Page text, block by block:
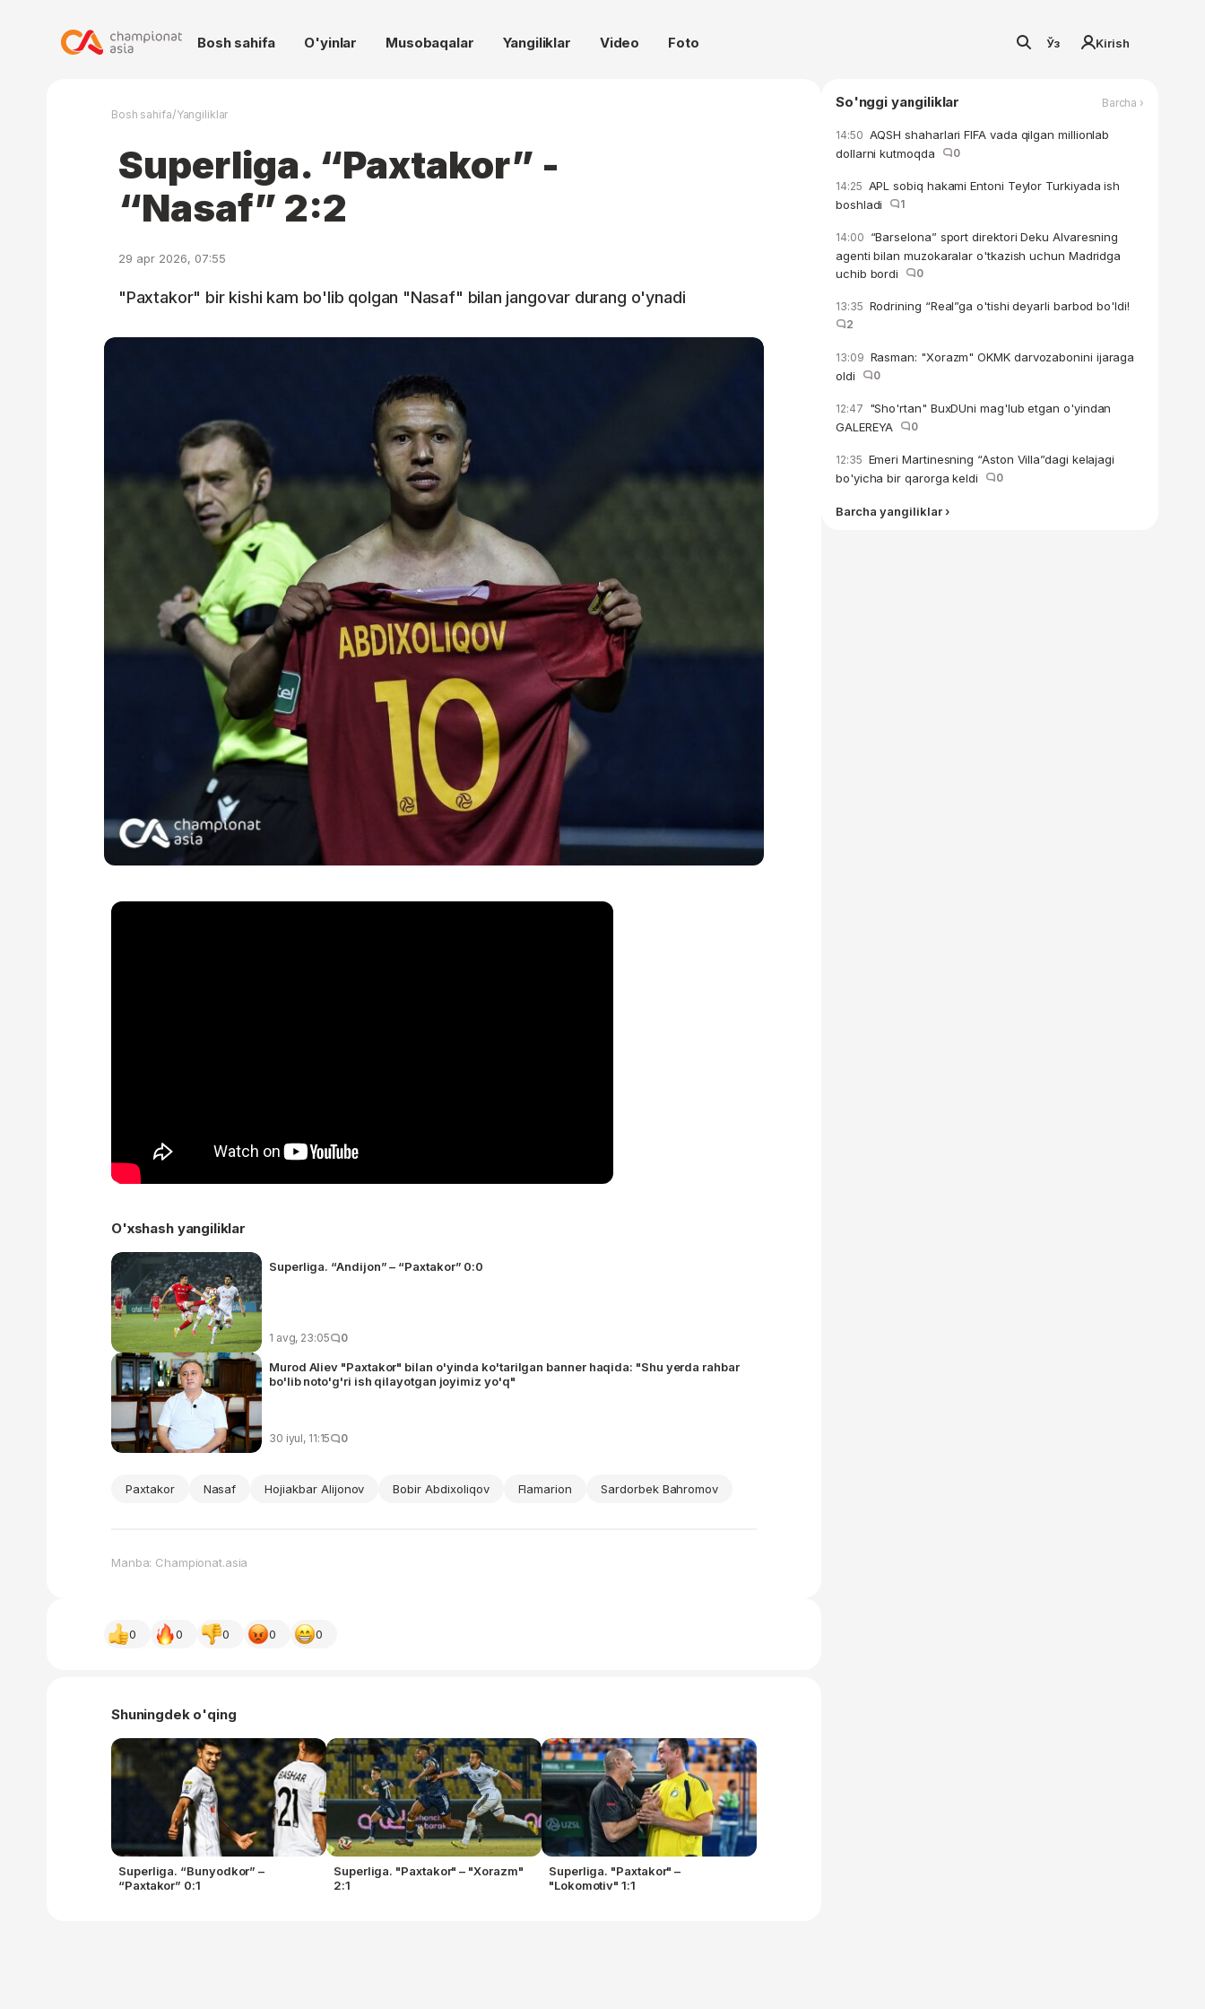
Bosh sahifa O'yinlar Musobaqalar Yangiliklar Video Foto Ўз Kirish
Bosh sahifa/Yangiliklar
Superliga. “Paxtakor” -
“Nasaf” 2:2
29 apr 2026, 07:55
"Paxtakor" bir kishi kam bo'lib qolgan "Nasaf" bilan jangovar durang o'ynadi
O'xshash yangiliklar
Superliga. “Andijon” – “Paxtakor” 0:0
1 avg, 23:05 0
Murod Aliev "Paxtakor" bilan o'yinda ko'tarilgan banner haqida: "Shu yerda rahbar
bo'lib noto'g'ri ish qilayotgan joyimiz yo'q"
30 iyul, 11:15 0
Paxtakor Nasaf Hojiakbar Alijonov Bobir Abdixoliqov Flamarion Sardorbek Bahromov
Manba: Championat.asia
0 0 0 0 0
Shuningdek o'qing
Superliga. “Bunyodkor” –
“Paxtakor” 0:1
Superliga. "Paxtakor" – "Xorazm"
2:1
Superliga. "Paxtakor" –
"Lokomotiv" 1:1
So'nggi yangiliklar Barcha ›
14:50 AQSH shaharlari FIFA vada qilgan millionlab
dollarni kutmoqda
0
14:25 APL sobiq hakami Entoni Teylor Turkiyada ish
boshladi
1
14:00 “Barselona” sport direktori Deku Alvaresning
agenti bilan muzokaralar o'tkazish uchun Madridga
uchib bordi
0
13:35 Rodrining “Real”ga o'tishi deyarli barbod bo'ldi!
2
13:09 Rasman: "Xorazm" OKMK darvozabonini ijaraga
oldi
0
12:47 "Sho'rtan" BuxDUni mag'lub etgan o'yindan
GALEREYA
0
12:35 Emeri Martinesning “Aston Villa”dagi kelajagi
bo'yicha bir qarorga keldi
0
Barcha yangiliklar ›